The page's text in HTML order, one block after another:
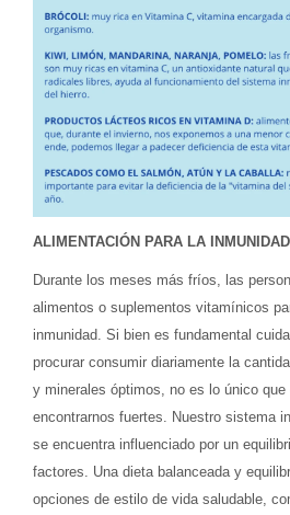
ALIMENTACIÓN PARA LA INMUNIDAD
Durante los meses más fríos, las
alimentos o suplementos vitamínicos
inmunidad. Si bien es fundamental
procurar consumir diariamente la
y minerales óptimos, no es lo único que
encontrarnos fuertes. Nuestro sistema
se encuentra influenciado por un
factores. Una dieta balanceada y
opciones de estilo de vida saludable,